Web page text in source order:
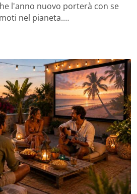
l'anno nuovo porterà con se
nel pianeta.…